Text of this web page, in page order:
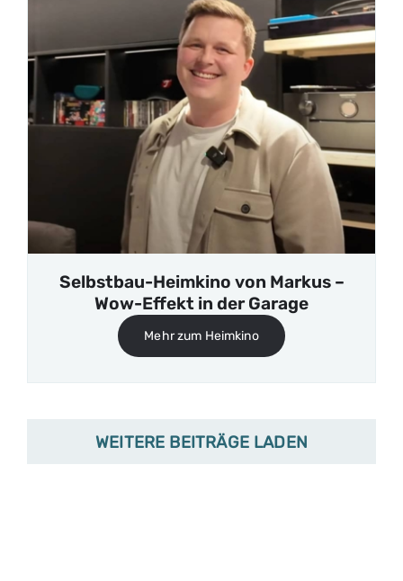
Selbstbau-Heimkino von Markus –
Wow-Effekt in der Garage
Mehr zum Heimkino
WEITERE BEITRÄGE LADEN